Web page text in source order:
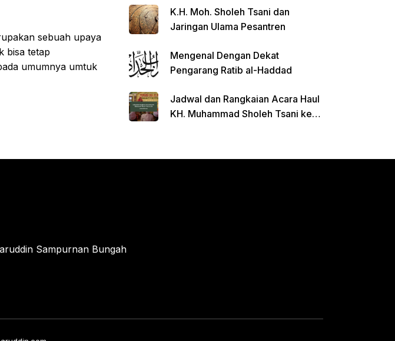
sebuah upaya
bisa tetap
umumnya umtuk
K.H. Moh. Sholeh Tsani dan
Jaringan Ulama Pesantren
Mengenal Dengan Dekat
Pengarang Ratib al-Haddad
Jadwal dan Rangkaian Acara Haul
KH. Muhammad Sholeh Tsani ke-
Sampurnan Bungah